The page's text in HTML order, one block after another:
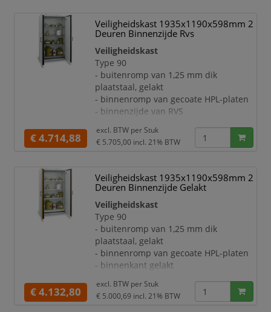
temperatuuronafhankelijke
deurblokkering
- sluit bij brand automatisch dankzij
thermomechanica
Uitrusting:
- opvanglegbord, draagvermogen 75 kg
- legborden per 64 mm in hoogte
verstelbaar
- ontluchting via een centraal
ontluchtingssysteem in de achterwand
Veiligheidskast 1935x1190x598mm 2
Deuren Binnenzijde Rvs
Veiligheidskast
Type 90
- buitenromp van 1,25 mm dik
plaatstaal, gelakt
- binnenromp van gecoate HPL-platen
- binnenzijde van RVS
- dubbele draaideur
- afsluitbaar met cilinderslot
temperatuuronafhankelijke
deurblokkering
- sluit bij brand automatisch dankzij
thermomechanica
Uitrusting:
- opvanglegbord, draagvermogen 75 kg
- legborden per 64 mm in hoogte
verstelbaar
- ontluchting via een centraal
ontluchtingssysteem in de achterwa
€ 4.714,88
excl. BTW per Stuk
€ 5.705,00 incl. 21% BTW
Veiligheidskast 1935x1190x598mm 2
Deuren Binnenzijde Gelakt
Veiligheidskast
Type 90
- buitenromp van 1,25 mm dik
plaatstaal, gelakt
- binnenromp van gecoate HPL-platen
- binnenkant gelakt
- dubbele draaideur
- afsluitbaar met cilinderslot
€ 4.132,80
excl. BTW per Stuk
€ 5.000,69 incl. 21% BTW